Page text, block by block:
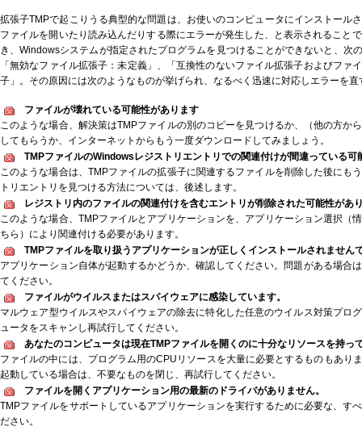
拡張子TMPで起こりうる典型的な問題は、お使いのコンピュータにインストール
ファイルを開いたり読み込んだりする際にエラーが発生した、と表示されること
き、Windowsシステムが指定されたプログラムを見つけることができないと、次
「無効なファイル拡張子：未定義」、「互換性のないファイル拡張子およびファ
子」。その原因には次のようなものが挙げられ、なるべく迅速に対応しエラーを
ファイルが壊れている可能性があります
このような場合、解決策はTMPファイルの別のコピーを見つけるか、（他の方か
してもらうか、インターネットからもう一度ダウンロードしてみましょう。
TMPファイルのWindowsレジストリエントリでの関連付けが間違っている可
このような場合は、TMPファイルの拡張子に関連するファイルを削除した後にも
トリエントリを見つける方法については、後述します。
レジストリ内のファイルの関連付けを含むエントリが削除された可能性があ
このような場合、TMPファイルとアプリケーションを、アプリケーション選択（
ちら）により関連付ける必要があります。
TMPファイルを取り扱うアプリケーションが正しくインストールされません
アプリケーション自体が起動するかどうか、確認してください。問題がある場合
てください。
ファイルがウイルスまたはスパイウェアに感染しています。
マルウェア型ウイルスやスパイウェアの除去に特化した任意のウイルス対策プロ
ュータをスキャンし再試行してください。
あなたのコンピュータは現在TMPファイルを開くのに十分なリソースを持っ
ファイルの中には、プログラム用のCPUリソースを大量に必要とするものもあり
起動している場合は、不要なものを閉じ、再試行してください。
ファイルを開くアプリケーション用の最新のドライバがありません。
TMPファイルをサポートしているアプリケーションを実行するために必要な、す
ださい。